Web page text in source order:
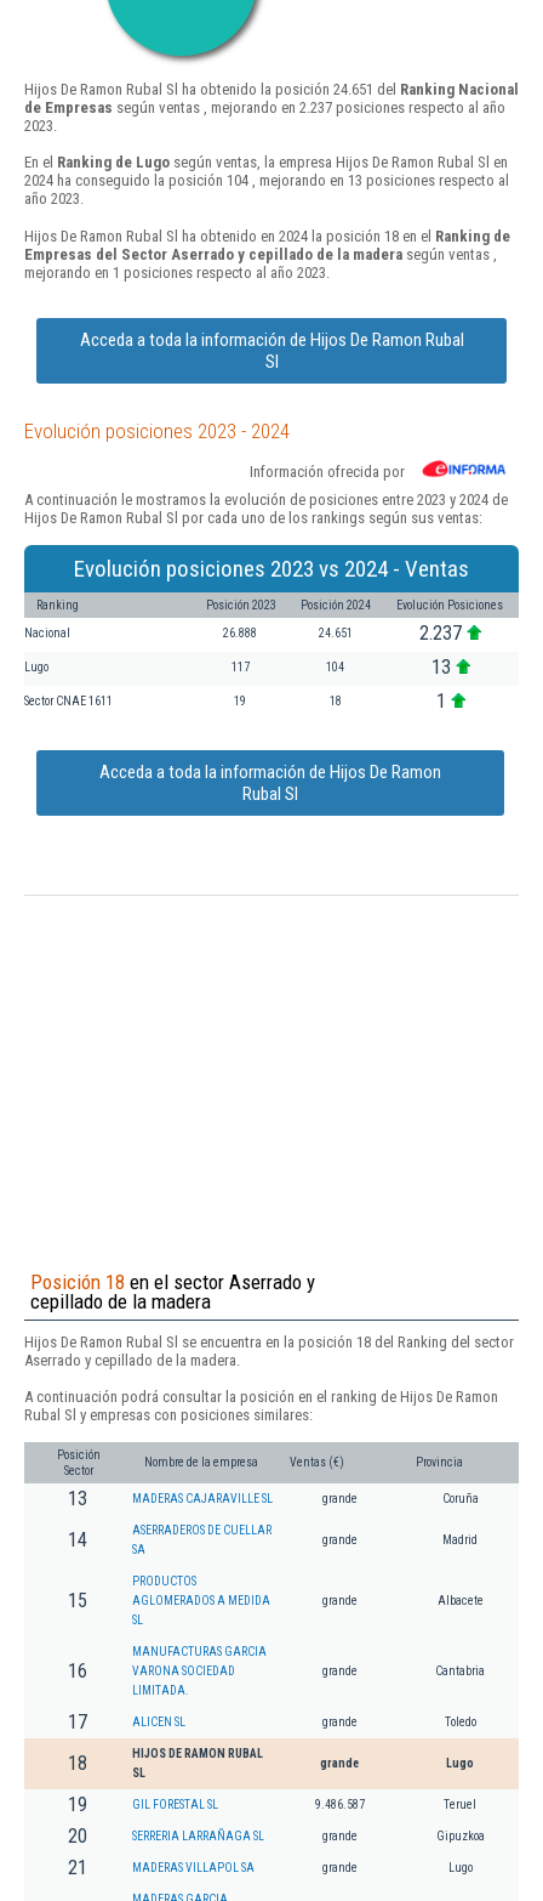
Hijos De Ramon Rubal Sl ha obtenido la posición 24.651 del Ranking Nacional
de Empresas según ventas , mejorando en 2.237 posiciones respecto al año
2023.
En el Ranking de Lugo según ventas, la empresa Hijos De Ramon Rubal Sl en
2024 ha conseguido la posición 104 , mejorando en 13 posiciones respecto al
año 2023.
Hijos De Ramon Rubal Sl ha obtenido en 2024 la posición 18 en el Ranking de
Empresas del Sector Aserrado y cepillado de la madera según ventas ,
mejorando en 1 posiciones respecto al año 2023.
Acceda a toda la información de Hijos De Ramon Rubal
Sl
Evolución posiciones 2023 - 2024
Información ofrecida por
A continuación le mostramos la evolución de posiciones entre 2023 y 2024 de
Hijos De Ramon Rubal Sl por cada uno de los rankings según sus ventas:
Evolución posiciones 2023 vs 2024 - Ventas
Ranking Posición 2023 Posición 2024 Evolución Posiciones
Nacional 26.888 24.651 2.237
Lugo 117 104 13
Sector CNAE 1611 19 18 1
Acceda a toda la información de Hijos De Ramon
Rubal Sl
Posición 18 en el sector Aserrado y
cepillado de la madera
Hijos De Ramon Rubal Sl se encuentra en la posición 18 del Ranking del sector
Aserrado y cepillado de la madera.
A continuación podrá consultar la posición en el ranking de Hijos De Ramon
Rubal Sl y empresas con posiciones similares:
Posición
Sector
Nombre de la empresa Ventas (€) Provincia
13 MADERAS CAJARAVILLE SL grande Coruña
14
ASERRADEROS DE CUELLAR
SA
grande Madrid
15
PRODUCTOS
AGLOMERADOS A MEDIDA
SL
grande Albacete
16
MANUFACTURAS GARCIA
VARONA SOCIEDAD
LIMITADA.
grande Cantabria
17 ALICEN SL grande Toledo
18
HIJOS DE RAMON RUBAL
SL
grande Lugo
19 GIL FORESTAL SL 9.486.587 Teruel
20 SERRERIA LARRAÑAGA SL grande Gipuzkoa
21 MADERAS VILLAPOL SA grande Lugo